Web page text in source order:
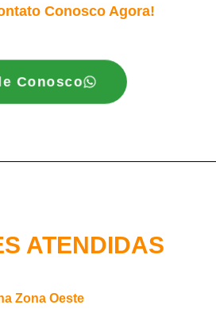
Conosco Agora!
Conosco
ATENDIDAS
Zona Oeste